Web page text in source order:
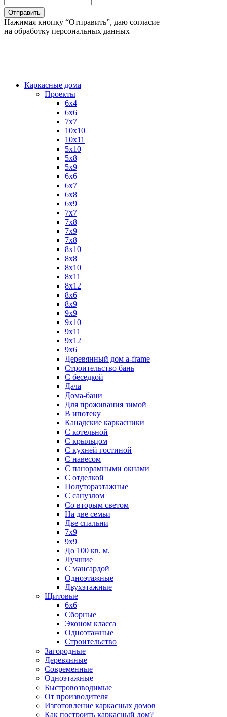
Нажимая кнопку “Отправить”, даю согласие
на обработку персональных данных
Каркасные дома
Проекты
6х4
6х6
7х7
10х10
10х11
5х10
5х8
5х9
6x6
6x7
6x8
6x9
7x7
7x8
7x9
7х8
8x10
8x8
8х10
8х11
8х12
8х6
8х9
9x9
9х10
9х11
9х12
9х6
Деревянный дом a-frame
Строительство бань
С беседкой
Дача
Дома-бани
Для проживания зимой
В ипотеку
Канадские каркасники
С котельной
С крыльцом
С кухней гостиной
С навесом
С панорамными окнами
С отделкой
Полутораэтажные
С санузлом
Со вторым светом
На две семьи
Две спальни
7х9
9х9
До 100 кв. м.
Лучшие
С мансардой
Одноэтажные
Двухэтажные
Щитовые
6х6
Сборные
Эконом класса
Одноэтажные
Строительство
Загородные
Деревянные
Современные
Одноэтажные
Быстровозводимые
От производителя
Изготовление каркасных домов
Как построить каркасный дом?